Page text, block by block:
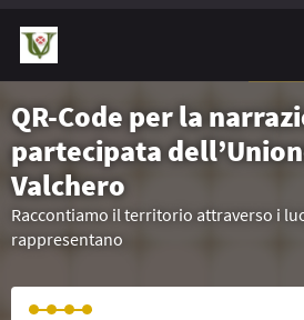
QR-Code per la
partecipata
Valchero
Raccontiamo il territorio attraverso i
rappresentano